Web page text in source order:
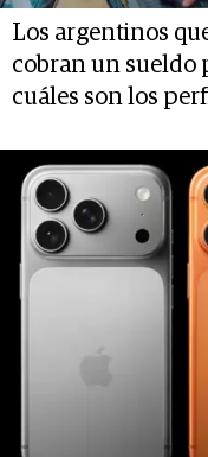
Los argentinos
cobran un sueldo
cuáles son los